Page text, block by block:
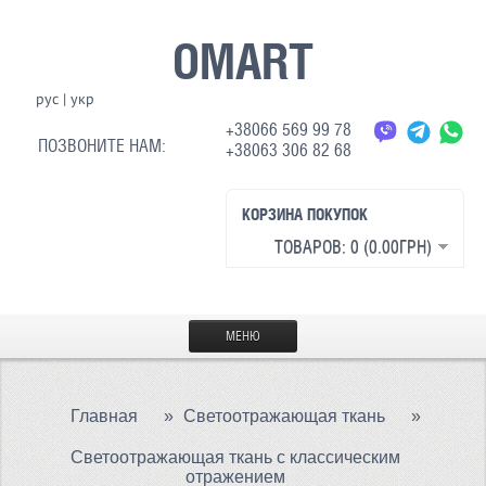
OMART
рус| укр
ПОЗВОНИТЕ НАМ:
+38066 569 99 78
+38063 306 82 68
КОРЗИНА ПОКУПОК
ТОВАРОВ: 0 (0.00ГРН)
МЕНЮ
МАТЕРИАЛЫ
СВЕТООТРАЖАЮЩАЯ ТКАНЬ
Главная » Светоотражающая ткань »
Светоотражающая ткань с классическим
отражением